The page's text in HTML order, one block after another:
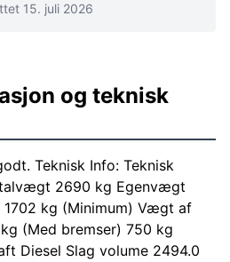
15. juli 2026
og teknisk
Teknisk Info: Teknisk
2690 kg Egenvægt
kg (Minimum) Vægt af
(Med bremser) 750 kg
Diesel Slag volume 2494.0